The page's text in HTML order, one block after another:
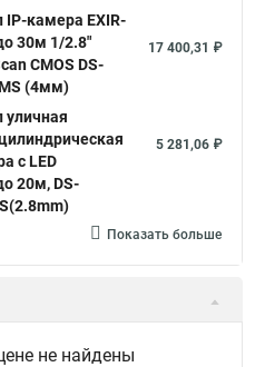
поворотная
камера EXIR-
30м 1/2.8"
CMOS DS-
(4мм)
17 400,31 ₽
с LED
20м, DS-
5 281,06 ₽
Показать больше
не найдены